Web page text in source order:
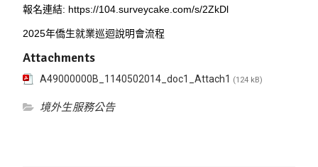
報名連結: https://104.surveycake.com/s/2ZkDl
2025年僑生就業巡迴說明會流程
Attachments
A49000000B_1140502014_doc1_Attach1 (124 kB)
境外生服務公告